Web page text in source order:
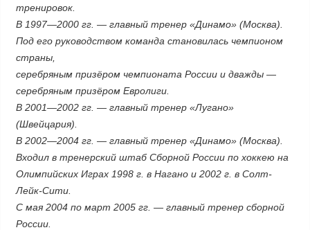
тренировок.
В 1997—2000 гг. — главный тренер «Динамо» (Москва).
Под его руководством команда становилась чемпионом
страны,
серебряным призёром чемпионата России и дважды —
серебряным призёром Евролиги.
В 2001—2002 гг. — главный тренер «Лугано»
(Швейцария).
В 2002—2004 гг. — главный тренер «Динамо» (Москва).
Входил в тренерский штаб Сборной России по хоккею на
Олимпийских Играх 1998 г. в Нагано и 2002 г. в Солт-
Лейк-Сити.
С мая 2004 по март 2005 гг. — главный тренер сборной
России.